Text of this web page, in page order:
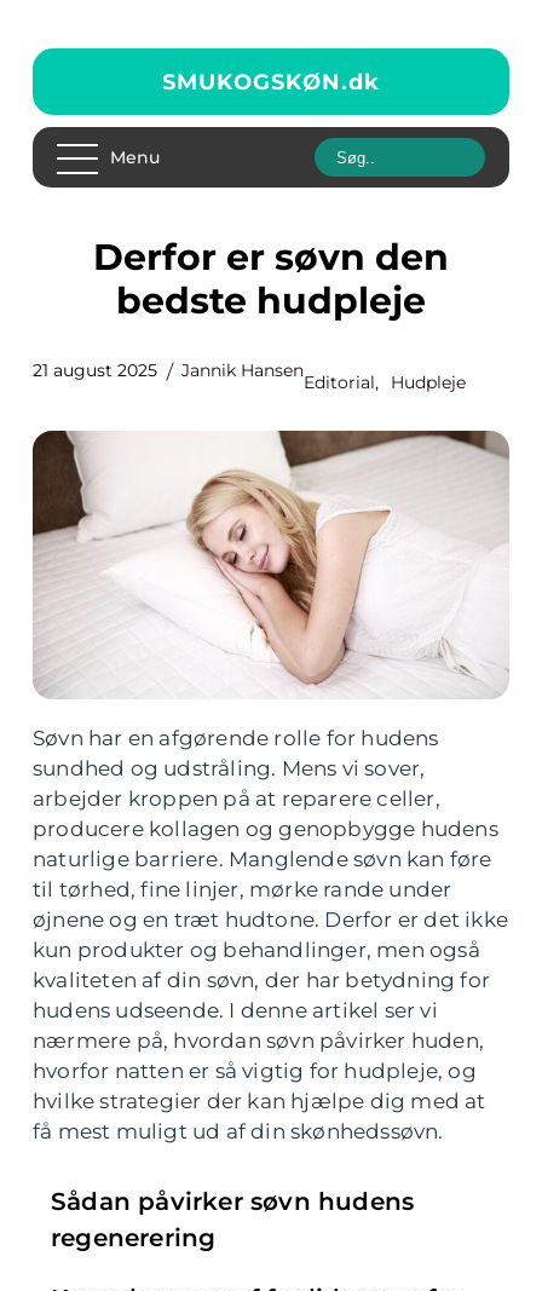
SMUKOGSKØN.dk
Menu
Derfor er søvn den
bedste hudpleje
21 august 2025 Jannik Hansen
Editorial, Hudpleje
Søvn har en afgørende rolle for hudens
sundhed og udstråling. Mens vi sover,
arbejder kroppen på at reparere celler,
producere kollagen og genopbygge hudens
naturlige barriere. Manglende søvn kan føre
til tørhed, fine linjer, mørke rande under
øjnene og en træt hudtone. Derfor er det ikke
kun produkter og behandlinger, men også
kvaliteten af din søvn, der har betydning for
hudens udseende. I denne artikel ser vi
nærmere på, hvordan søvn påvirker huden,
hvorfor natten er så vigtig for hudpleje, og
hvilke strategier der kan hjælpe dig med at
få mest muligt ud af din skønhedssøvn.
Sådan påvirker søvn hudens
regenerering